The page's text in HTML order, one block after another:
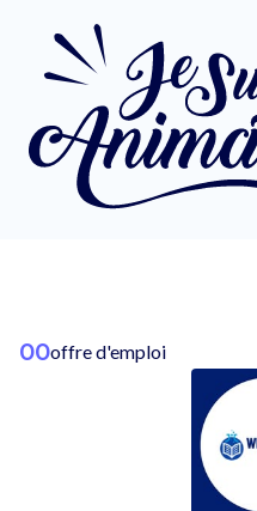
00offre d'emploi